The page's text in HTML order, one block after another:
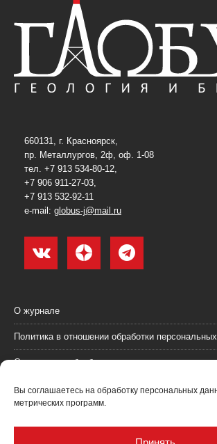
Вы соглашаетесь на обработку персональных
метрических программ.
660131, г. Красноярск,
пр. Металлургов, 2ф, оф. 1-08
тел. +7 913 534-80-12,
+7 906 911-27-03,
+7 913 532-92-11
e-mail: globus-j@mail.ru
О журнале
Политика в отношении обработки
Согласие на обработку персональных данных
Пользовательское соглашение (оферта)